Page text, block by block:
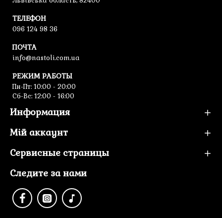
ТЕЛЕФОН
096 124 98 36
ПОЧТА
info@nastoli.com.ua
РЕЖИМ РАБОТЫ
Пн-Пт: 10:00 - 20:00
Сб-Вс: 12:00 - 16:00
Информация
Мій аккаунт
Сервисные страницы
Следите за нами